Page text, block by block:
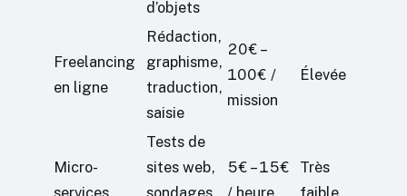
d’objets
Freelancing
en ligne
Rédaction,
graphisme,
traduction,
saisie
20€ –
100€ /
mission
Élevée
Micro-
Tests de
sites web,
5€ – 15€
Très